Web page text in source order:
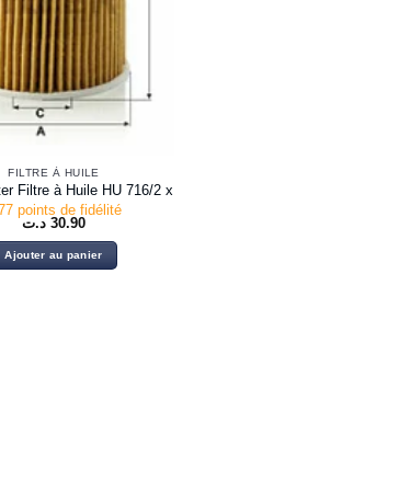
FILTRE À HUILE
Filtre à Huile HU 716/2 x
points de fidélité
30.90 د.ت
Ajouter au panier